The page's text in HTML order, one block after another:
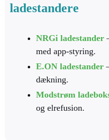
ladestandere
NRGi ladestander
med app-styring.
E.ON ladestander
dækning.
Modstrøm
og elrefusion.